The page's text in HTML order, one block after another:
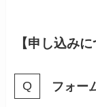
【申し込みに
フォー